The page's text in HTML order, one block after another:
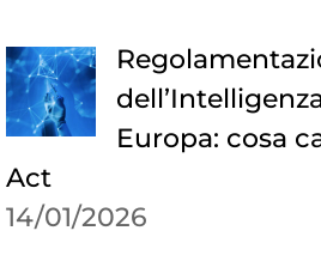
Europa: cosa
Act
14/01/2026